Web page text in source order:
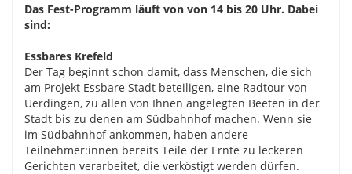
Das Fest-Programm läuft von von 14 bis 20 Uhr. Dabei
sind:
Essbares Krefeld
Der Tag beginnt schon damit, dass Menschen, die sich
am Projekt Essbare Stadt beteiligen, eine Radtour von
Uerdingen, zu allen von Ihnen angelegten Beeten in der
Stadt bis zu denen am Südbahnhof machen. Wenn sie
im Südbahnhof ankommen, haben andere
Teilnehmer:innen bereits Teile der Ernte zu leckeren
Gerichten verarbeitet, die verköstigt werden dürfen.